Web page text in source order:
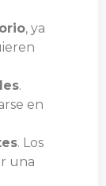
, ya
.
en
. Los
una